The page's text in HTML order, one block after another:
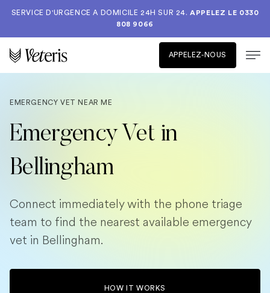
SERVICE D'URGENCE A DOMICILE 24H SUR 24.APPELEZ LE 0330
808 9066
APPELEZ-NOUS
EMERGENCY VET NEAR ME
Emergency Vet in
Bellingham
Connect immediately with the phone triage
team to find the nearest available emergency
vet in Bellingham.
HOW IT WORKS